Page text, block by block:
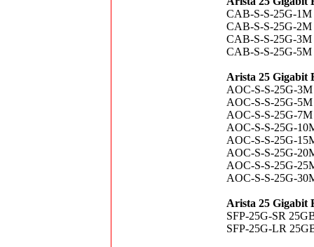
CAB-S-S-25G-1M
CAB-S-S-25G-2M
CAB-S-S-25G-3M
CAB-S-S-25G-5M
Arista 25 Gigabit
AOC-S-S-25G-3M
AOC-S-S-25G-5M
AOC-S-S-25G-7M
AOC-S-S-25G-
AOC-S-S-25G-
AOC-S-S-25G-
AOC-S-S-25G-
AOC-S-S-25G-
Arista 25 Gigabit
SFP-25G-SR
SFP-25G-LR